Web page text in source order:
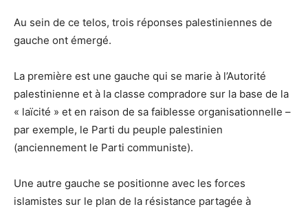
Au sein de ce telos, trois réponses palestiniennes de
gauche ont émergé.
La première est une gauche qui se marie à l’Autorité
palestinienne et à la classe compradore sur la base de la
« laïcité » et en raison de sa faiblesse organisationnelle –
par exemple, le Parti du peuple palestinien
(anciennement le Parti communiste).
Une autre gauche se positionne avec les forces
islamistes sur le plan de la résistance partagée à